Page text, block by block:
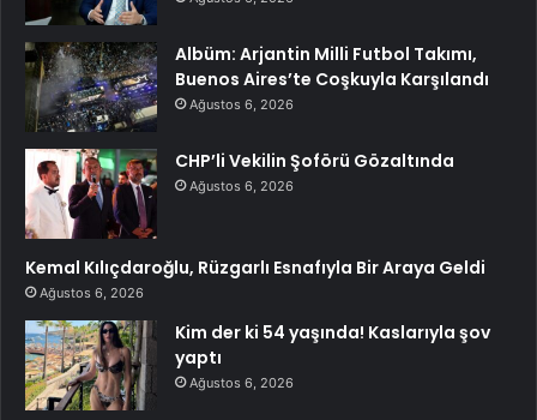
Albüm: Arjantin Milli Futbol Takımı,
Buenos Aires’te Coşkuyla Karşılandı
Ağustos 6, 2026
CHP’li Vekilin Şoförü Gözaltında
Ağustos 6, 2026
Kemal Kılıçdaroğlu, Rüzgarlı Esnafıyla Bir Araya Geldi
Ağustos 6, 2026
Kim der ki 54 yaşında! Kaslarıyla şov
yaptı
Ağustos 6, 2026